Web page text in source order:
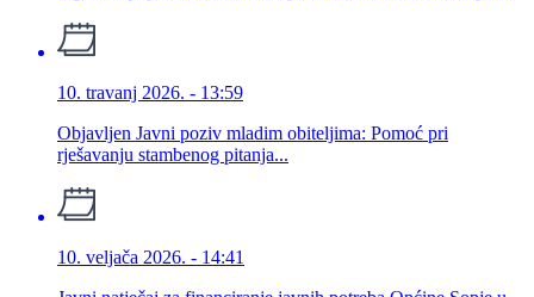
10. travanj 2026. - 13:59
Objavljen Javni poziv mladim obiteljima: Pomoć pri
rješavanju stambenog pitanja...
10. veljača 2026. - 14:41